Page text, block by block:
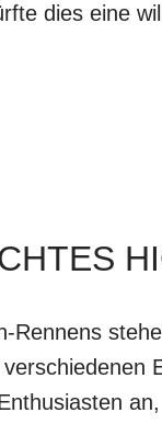
dies eine
Rennens